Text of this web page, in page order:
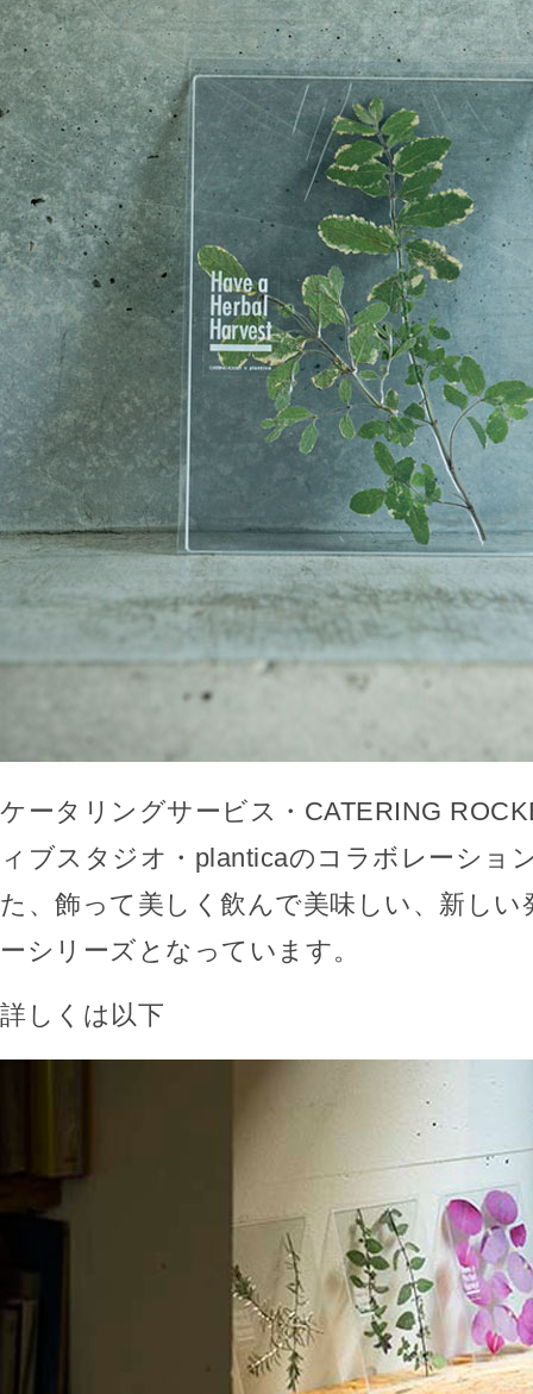
ケータリングサービス・CATERING
ィブスタジオ・planticaのコラボレーショ
た、飾って美しく飲んで美味しい、新しい
ーシリーズとなっています。
詳しくは以下